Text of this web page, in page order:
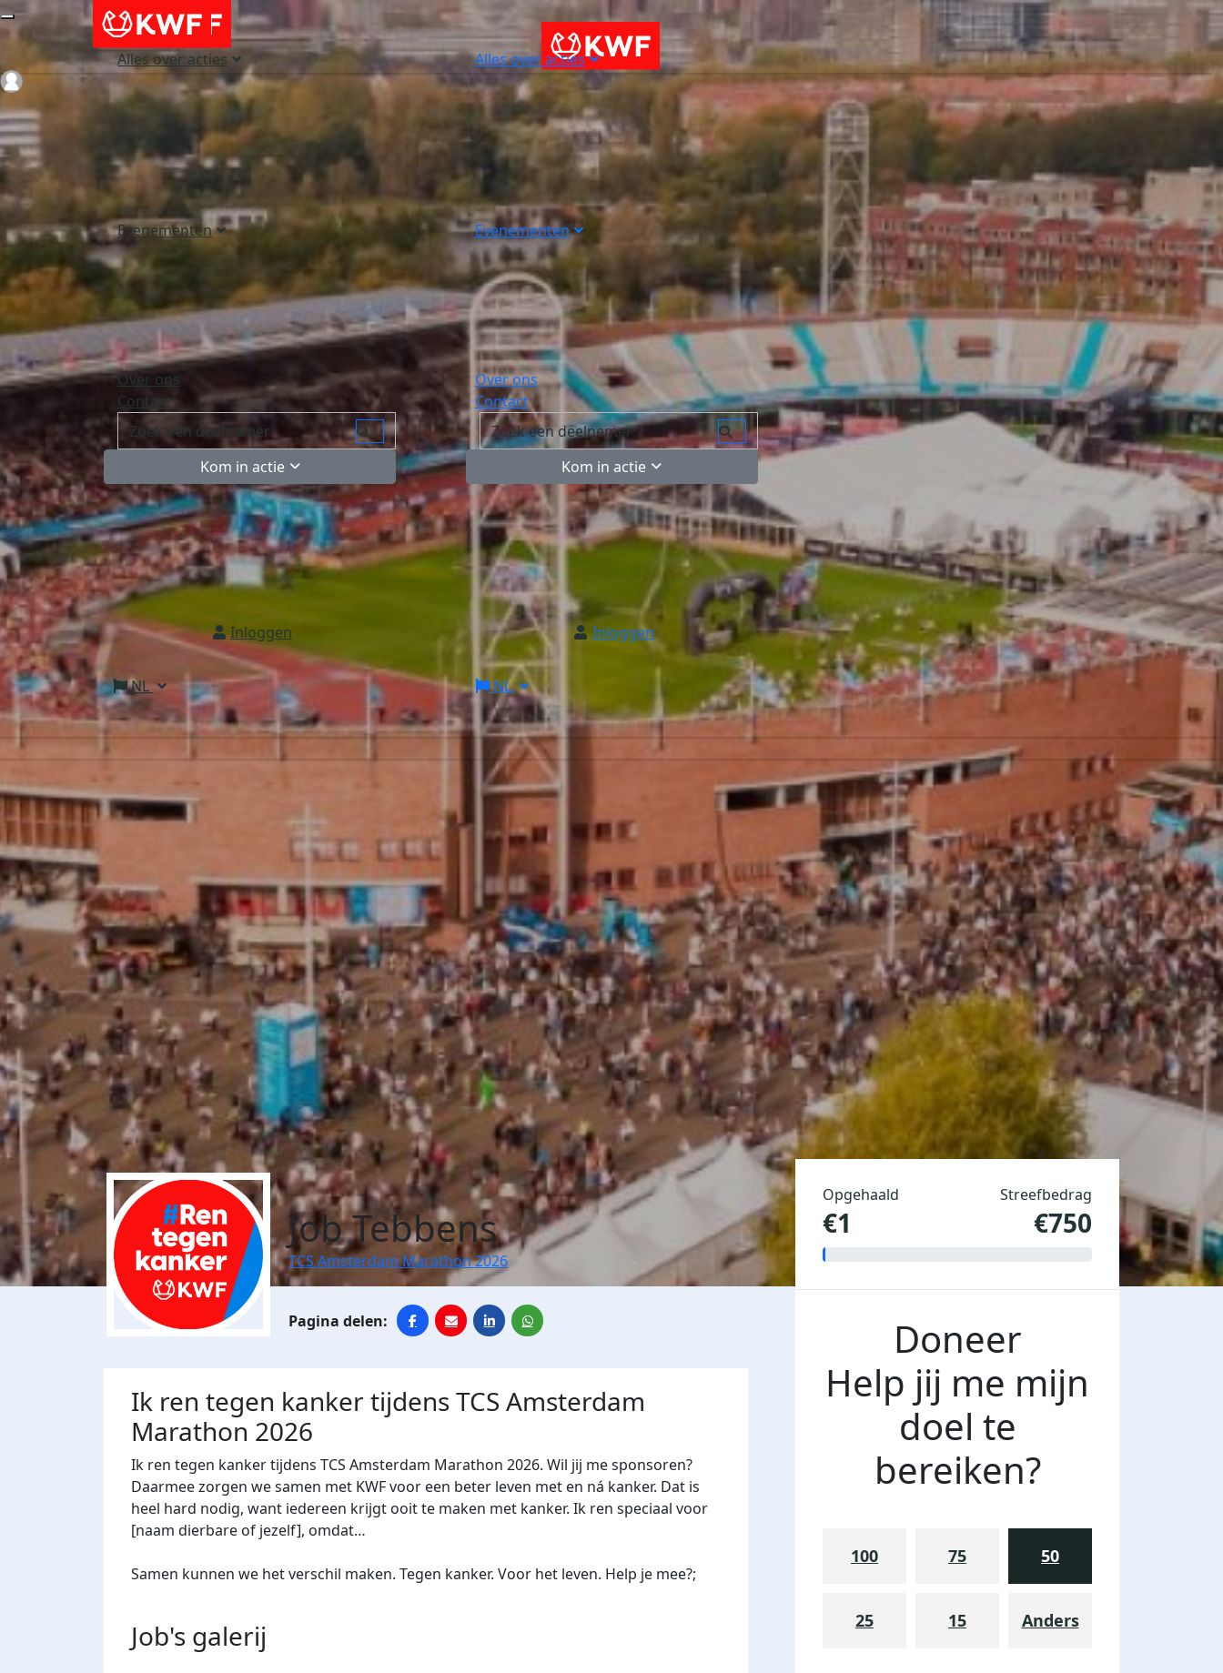
Alles over acties
Evenementen
Over ons
Contact
Kom in actie
Inloggen
NL
Alles over acties
Evenementen
Over ons
Contact
Kom in actie
Inloggen
NL
Login
Job Tebbens
TCS Amsterdam Marathon 2026
Ik ren tegen kanker tijdens TCS Amsterdam
Marathon 2026
Ik ren tegen kanker tijdens TCS Amsterdam Marathon 2026. Wil jij me sponsoren?
Daarmee zorgen we samen met KWF voor een beter leven met en ná kanker. Dat is
heel hard nodig, want iedereen krijgt ooit te maken met kanker. Ik ren speciaal voor
[naam dierbare of jezelf], omdat…
Samen kunnen we het verschil maken. Tegen kanker. Voor het leven. Help je mee?;
Job's galerij
Opgehaald
€1
Streefbedrag
€750
Doneer
Help jij me mijn
doel te
bereiken?
100 75 50
25 15 Anders